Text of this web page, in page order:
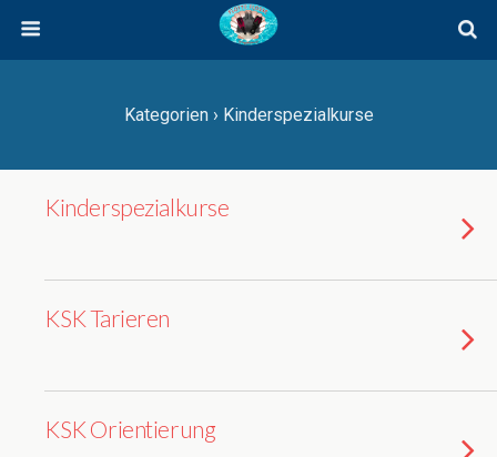
Kategorien › Kinderspezialkurse
Kinderspezialkurse
KSK Tarieren
KSK Orientierung